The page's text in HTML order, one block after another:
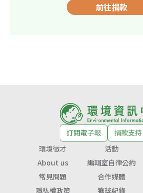
前往捐款
訂閱電子報
捐款支持
環境徵才
活動
About us
編輯室自律公約
常見問題
合作媒體
隱私權政策
獲獎紀錄